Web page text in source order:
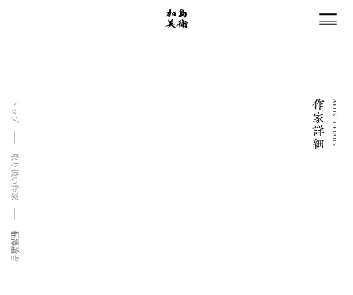
トップ
取り扱い作家
福澤諭吉
ARTIST DETAILS